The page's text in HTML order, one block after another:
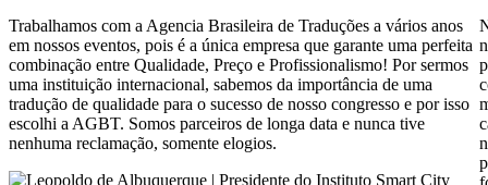
Trabalhamos com a Agencia Brasileira de Traduções a vários anos
em nossos eventos, pois é a única empresa que garante uma perfeita
combinação entre Qualidade, Preço e Profissionalismo! Por sermos
uma instituição internacional, sabemos da importância de uma
tradução de qualidade para o sucesso de nosso congresso e por isso
escolhi a AGBT. Somos parceiros de longa data e nunca tive
nenhuma reclamação, somente elogios.